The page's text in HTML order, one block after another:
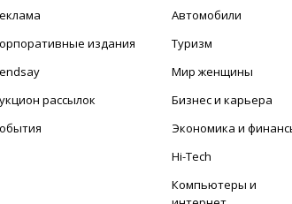
издания
рассылок
Автомобили
Туризм
Мир женщины
Бизнес и карьера
Экономика и
Hi-Tech
Компьютеры и